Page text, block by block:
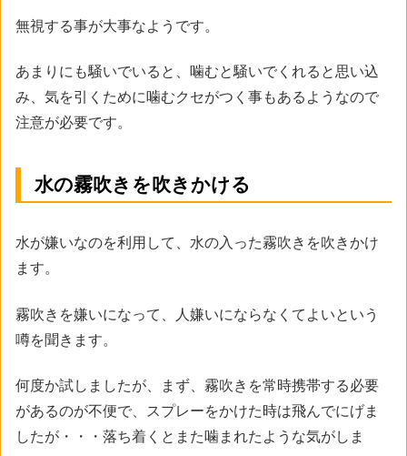
無視する事が大事なようです。
あまりにも騒いでいると、噛むと騒いでくれると思い込
み、気を引くために噛むクセがつく事もあるようなので
注意が必要です。
水の霧吹きを吹きかける
水が嫌いなのを利用して、水の入った霧吹きを吹きかけ
ます。
霧吹きを嫌いになって、人嫌いにならなくてよいという
噂を聞きます。
何度か試しましたが、まず、霧吹きを常時携帯する必要
があるのが不便で、スプレーをかけた時は飛んでにげま
したが・・・落ち着くとまた噛まれたような気がしま